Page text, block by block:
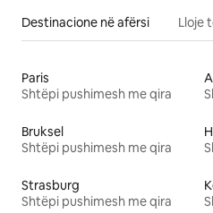
Destinacione në afërsi Lloje
Paris
Shtëpi pushimesh me qira
Bruksel
Shtëpi pushimesh me qira
Strasburg
Shtëpi pushimesh me qira